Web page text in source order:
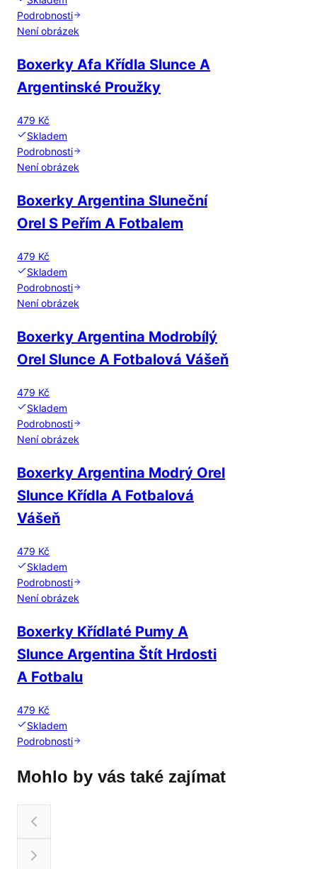
Podrobnosti
Není obrázek
Boxerky Afa Křídla Slunce A
Argentinské Proužky
479 Kč
Skladem
Podrobnosti
Není obrázek
Boxerky Argentina Sluneční
Orel S Peřím A Fotbalem
479 Kč
Skladem
Podrobnosti
Není obrázek
Boxerky Argentina Modrobílý
Orel Slunce A Fotbalová Vášeň
479 Kč
Skladem
Podrobnosti
Není obrázek
Boxerky Argentina Modrý Orel
Slunce Křídla A Fotbalová
Vášeň
479 Kč
Skladem
Podrobnosti
Není obrázek
Boxerky Křídlaté Pumy A
Slunce Argentina Štít Hrdosti
A Fotbalu
479 Kč
Skladem
Podrobnosti
Mohlo by vás také zajímat